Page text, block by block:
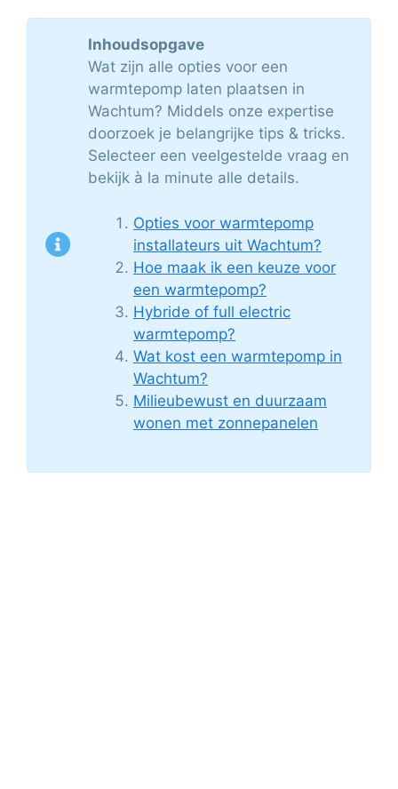
Inhoudsopgave
Wat zijn alle opties voor een
warmtepomp laten plaatsen in
Wachtum? Middels onze expertise
doorzoek je belangrijke tips & tricks.
Selecteer een veelgestelde vraag en
bekijk à la minute alle details.
Opties voor warmtepomp
installateurs uit Wachtum?
Hoe maak ik een keuze voor
een warmtepomp?
Hybride of full electric
warmtepomp?
Wat kost een warmtepomp in
Wachtum?
Milieubewust en duurzaam
wonen met zonnepanelen